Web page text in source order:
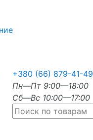
+380 (66) 879-41-49
Пн—Пт 9:00—18:00
Сб—Вс 10:00—17:00